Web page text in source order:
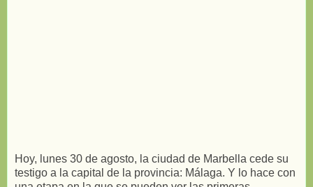
Hoy, lunes 30 de agosto, la ciudad de Marbella cede su
testigo a la capital de la provincia: Málaga. Y lo hace con